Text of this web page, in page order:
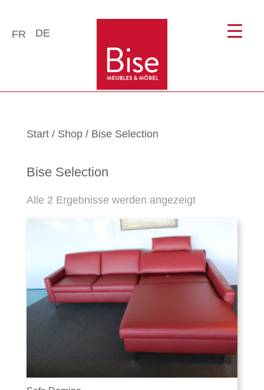
FR DE
Start/ Shop/ Bise Selection
Bise Selection
Alle 2 Ergebnisse werden angezeigt